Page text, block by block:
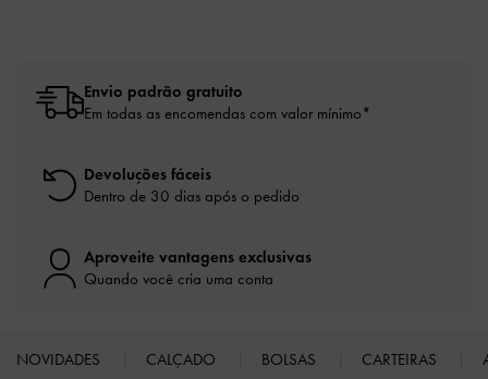
Envio padrão gratuito
Em todas as encomendas com valor mínimo*
Devoluções fáceis
Dentro de 30 dias após o pedido
Aproveite vantagens exclusivas
Quando você cria uma conta
NOVIDADES CALÇADO BOLSAS CARTEIRAS